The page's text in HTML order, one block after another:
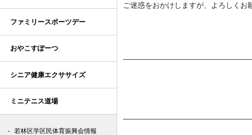
ファミリースポーツデー
おやこすぽーつ
シニア健康エクササイズ
ミニテニス道場
若林区学区民体育振興会情報
ご迷惑をおかけしますが、よろしくお